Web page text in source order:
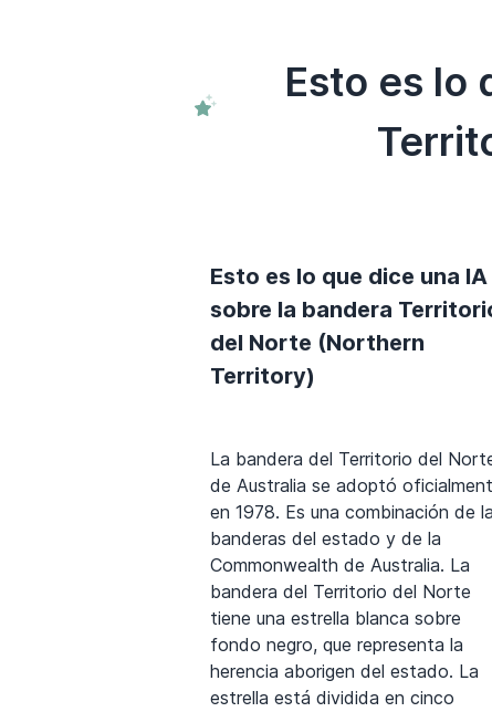
Esto es lo
Esto es lo que dice una IA
sobre la bandera
del Norte (Northern
Territory)
La bandera del Territorio del
de Australia se adoptó
en 1978. Es una combinación de
banderas del estado y de la
Commonwealth de Australia. La
bandera del Territorio del Norte
tiene una estrella blanca sobre
fondo negro, que representa la
herencia aborigen del estado. La
estrella está dividida en cinco